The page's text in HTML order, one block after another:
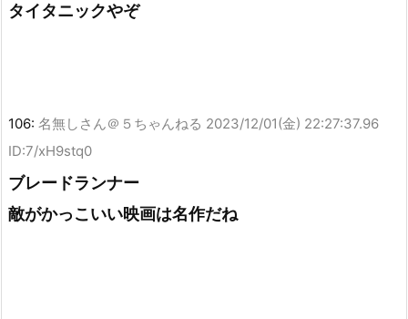
タイタニックやぞ
106: 名無しさん＠５ちゃんねる 2023/12/01(金) 22:27:37.96
ID:7/xH9stq0
ブレードランナー
敵がかっこいい映画は名作だね